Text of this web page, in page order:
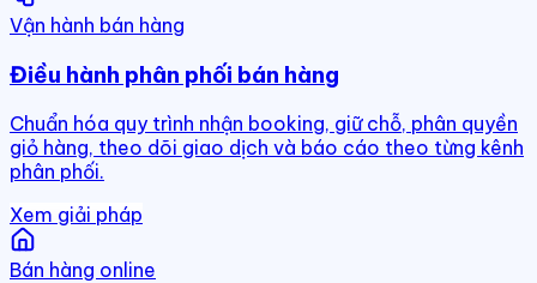
Vận hành bán hàng
Điều hành phân phối bán hàng
Chuẩn hóa quy trình nhận booking, giữ chỗ, phân quyền
giỏ hàng, theo dõi giao dịch và báo cáo theo từng kênh
phân phối.
Xem giải pháp
Bán hàng online